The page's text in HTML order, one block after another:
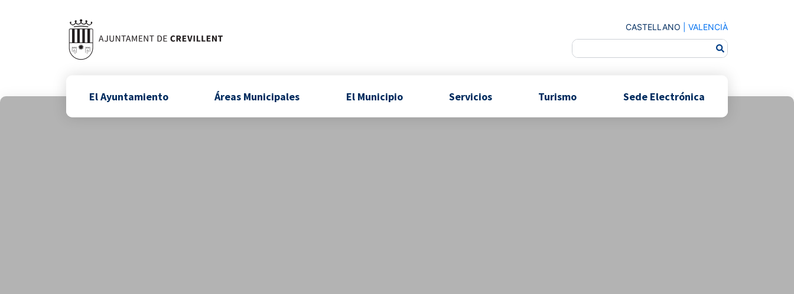
CASTELLANO VALENCIÀ
El Ayuntamiento Áreas Municipales El Municipio Servicios Turismo Sede Electrónica